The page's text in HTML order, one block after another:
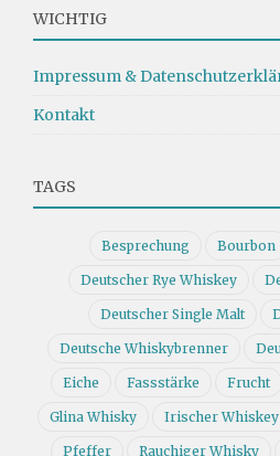
WICHTIG
Impressum &
Kontakt
TAGS
Besprechung Bourbon
Deutscher Rye Whiskey
Deutscher Single Malt
Deutsche Whiskybrenner
Eiche Fassstärke Frucht
Glina Whisky Irischer Whiskey
Pfeffer Rauchiger Whisky